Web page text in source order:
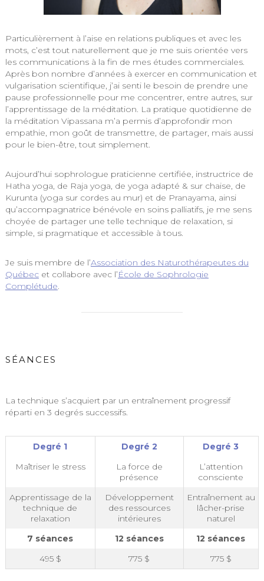
Particulièrement à l’aise en relations publiques et avec les
mots, c’est tout naturellement que je me suis orientée vers
les communications à la fin de mes études commerciales.
Après bon nombre d’années à exercer en communication et
vulgarisation scientifique, j’ai senti le besoin de prendre une
pause professionnelle pour me concentrer, entre autres, sur
l’apprentissage de la méditation. La pratique quotidienne de
la méditation Vipassana m’a permis d’approfondir mon
empathie, mon goût de transmettre, de partager, mais aussi
pour le bien-être, tout simplement.
Aujourd’hui sophrologue praticienne certifiée, instructrice de
Hatha yoga, de Raja yoga, de yoga adapté & sur chaise, de
Kurunta (yoga sur cordes au mur) et de Pranayama, ainsi
qu’accompagnatrice bénévole en soins palliatifs, je me sens
choyée de partager une telle technique de relaxation, si
simple, si pragmatique et accessible à tous.
Je suis membre de l’Association des Naturothérapeutes du
Québecet collabore avec l’École de Sophrologie
Complétude.
SÉANCES
La technique s’acquiert par un entraînement progressif
réparti en 3 degrés successifs.
Degré 1 Degré 2
Degré 3
Maîtriser le stress
La force de
présence
L’attention
consciente
Apprentissage de la
technique de
relaxation
Développement
des ressources
intérieures
Entraînement au
lâcher-prise
naturel
7 séances
12 séances
12 séances
495 $
775 $ 775 $